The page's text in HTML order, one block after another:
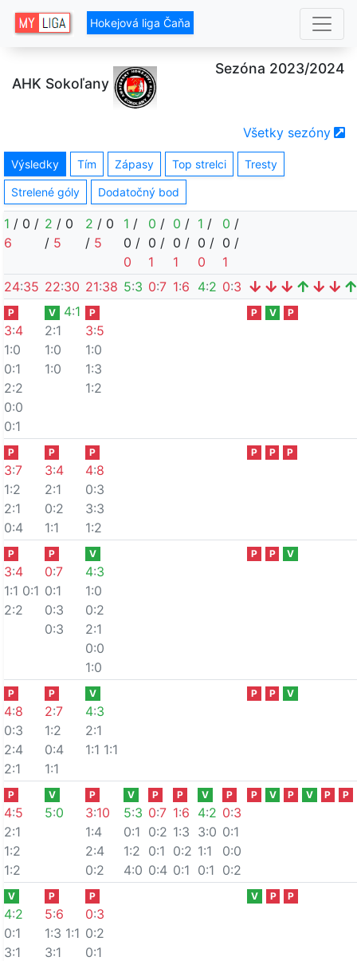
Hokejová liga Čaňa
AHK Sokoľany
Sezóna 2023/2024
Všetky sezóny
Výsledky Tím Zápasy Top strelci Tresty
Strelené góly Dodatočný bod
1 / 0 /
6
2 / 0
/ 5
2 / 0
/ 5
1 /
0 /
0
0 /
0 /
1
0 /
0 /
1
1 /
0 /
0
0 /
0 /
1
24:35 22:30 21:38 5:3 0:7 1:6 4:2 0:3
P
3:4
1:0
0:1
2:2
0:0
0:1
V 4:1
2:1
1:0
1:0
P
3:5
1:0
1:3
1:2
P V P
P
3:7
1:2
2:1
0:4
P
3:4
2:1
0:2
1:1
P
4:8
0:3
3:3
1:2
P P P
P
3:4
1:1 0:1
2:2
P
0:7
0:1
0:3
0:3
V
4:3
1:0
0:2
2:1
0:0
1:0
P P V
P
4:8
0:3
2:4
2:1
P
2:7
1:2
0:4
1:1
V
4:3
2:1
1:1 1:1
P P V
P
4:5
2:1
1:2
1:2
V
5:0
P
3:10
1:4
2:4
0:2
V
5:3
0:1
1:2
4:0
P
0:7
0:2
0:1
0:4
P
1:6
1:3
0:2
0:1
V
4:2
3:0
1:1
0:1
P
0:3
0:1
0:0
0:2
P V P V P P
V
4:2
0:1
3:1
P
5:6
1:3 1:1
3:1
P
0:3
0:2
0:1
V P P